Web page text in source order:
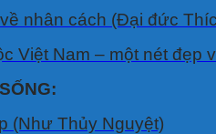
nhân cách (Ðại đức
Việt Nam – một nét đẹp
(Như Thủy Nguyệt)